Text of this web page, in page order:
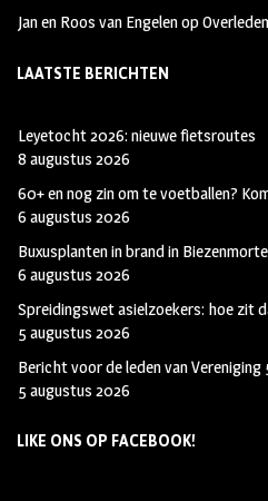
arJan en Roos van Engelenop
LAATSTE BERICHTEN
Leyetocht 2026: nieuwe fietsroutes
8 augustus 2026
60+ en nog zin om te voetballen?
6 augustus 2026
Buxusplanten in brand in
6 augustus 2026
Spreidingswet asielzoekers: hoe zit
5 augustus 2026
Bericht voor de leden van Vereniging
5 augustus 2026
LIKE ONS OP FACEBOOK!